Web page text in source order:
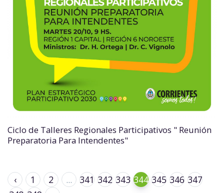
Ciclo de Talleres Regionales Participativos " Reunión
Preparatoria Para Intendentes"
‹ 1 2 ... 341 342 343 344 345 346 347